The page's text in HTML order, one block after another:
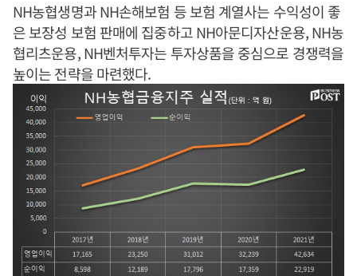
NH농협생명과 NH손해보험 등 보험 계열사는 수익성이 좋
은 보장성 보험 판매에 집중하고 NH아문디자산운용, NH농
협리츠운용, NH벤처투자는 투자상품을 중심으로 경쟁력을
높이는 전략을 마련했다.